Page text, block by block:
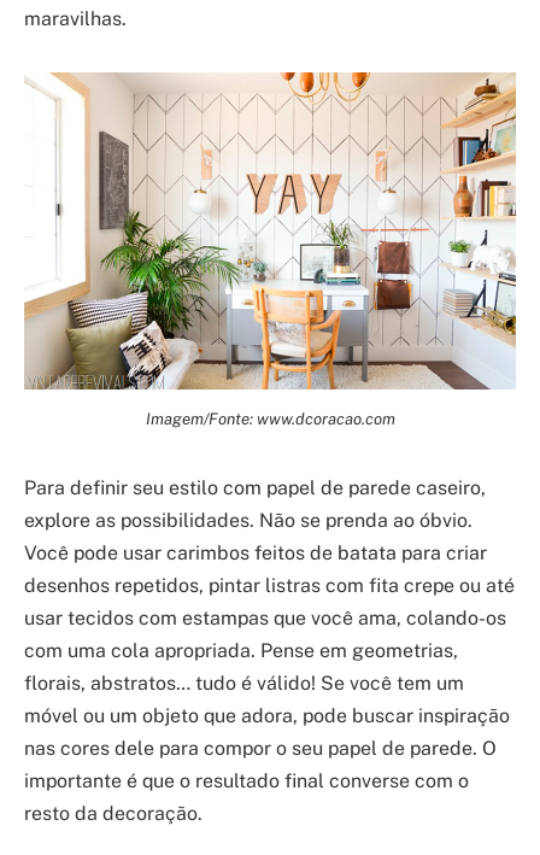
maravilhas.
Imagem/Fonte: www.dcoracao.com
Para definir seu estilo com papel de parede caseiro,
explore as possibilidades. Não se prenda ao óbvio.
Você pode usar carimbos feitos de batata para criar
desenhos repetidos, pintar listras com fita crepe ou até
usar tecidos com estampas que você ama, colando-os
com uma cola apropriada. Pense em geometrias,
florais, abstratos… tudo é válido! Se você tem um
móvel ou um objeto que adora, pode buscar inspiração
nas cores dele para compor o seu papel de parede. O
importante é que o resultado final converse com o
resto da decoração.